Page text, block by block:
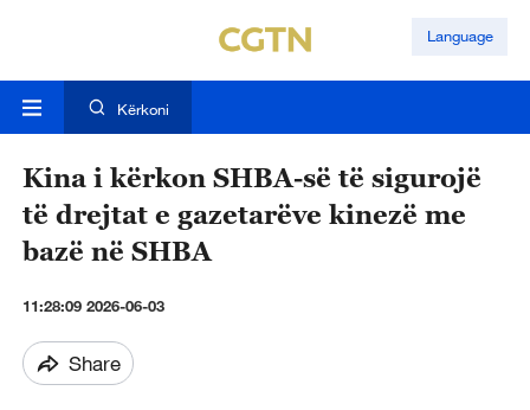
Language
Kërkoni
Kina i kërkon SHBA-së të sigurojë
të drejtat e gazetarëve kinezë me
bazë në SHBA
11:28:09 2026-06-03
Share